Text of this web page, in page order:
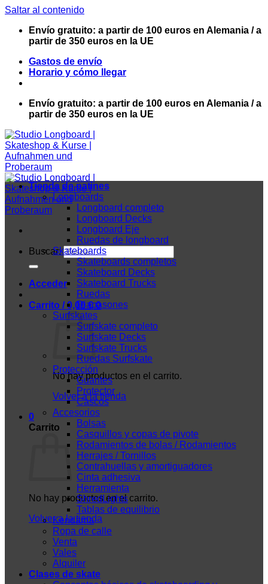
Saltar al contenido
Envío gratuito: a partir de 100 euros en Alemania / a
partir de 350 euros en la UE
Gastos de envío
Horario y cómo llegar
Envío gratuito: a partir de 100 euros en Alemania / a
partir de 350 euros en la UE
Buscar:
Acceder
Carrito /0,00€ 0
No hay productos en el carrito.
Volver a la tienda
0
Carrito
No hay productos en el carrito.
Volver a la tienda
Tienda de patines
Longboards
Longboard completo
Longboard Decks
Longboard Eje
Ruedas de longboard
Skateboards
Skateboards completos
Skateboard Decks
Skateboard Trucks
Ruedas
Diapasones
Surfskates
Surfskate completo
Surfskate Decks
Surfskate Trucks
Ruedas Surfskate
Protección
Guantes
Protector
Cascos
Accesorios
Bolsas
Casquillos y copas de pivote
Rodamientos de bolas / Rodamientos
Herrajes / Tornillos
Contrahuellas y amortiguadores
Cinta adhesiva
Herramienta
ShredLights
Tablas de equilibrio
Kendama
Ropa de calle
Venta
Vales
Alquiler
Clases de skate